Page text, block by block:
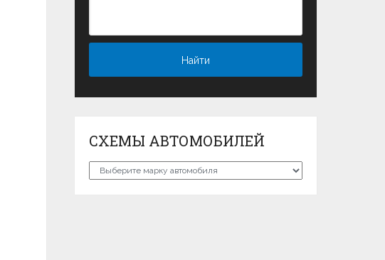
СХЕМЫ АВТОМОБИЛЕЙ
Схемы